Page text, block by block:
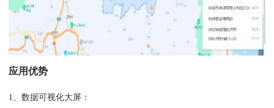
应用优势
1、数据可视化大屏：